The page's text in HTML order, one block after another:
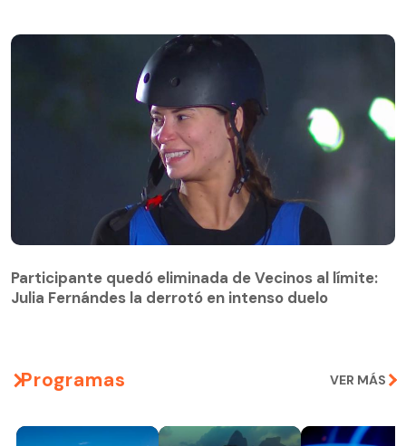
Julia Fernándes la derrotó en intenso duelo
Participante quedó eliminada de Vecinos al límite:
Julia Fernándes la derrotó en intenso duelo
Programas VER MÁS